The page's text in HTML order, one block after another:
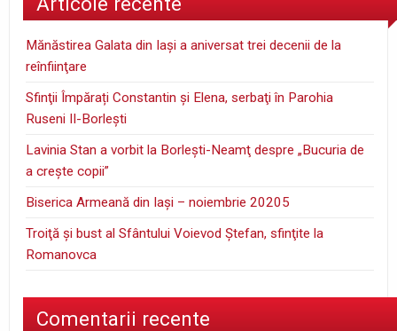
Mănăstirea Galata din Iaşi a aniversat trei decenii de la
reînfiinţare
Sfinţii Împărați Constantin și Elena, serbaţi în Parohia
Ruseni II-Borleşti
Lavinia Stan a vorbit la Borleşti-Neamţ despre „Bucuria de
a creşte copii”
Biserica Armeană din Iași – noiembrie 20205
Troiţă şi bust al Sfântului Voievod Ştefan, sfinţite la
Romanovca
Comentarii recente